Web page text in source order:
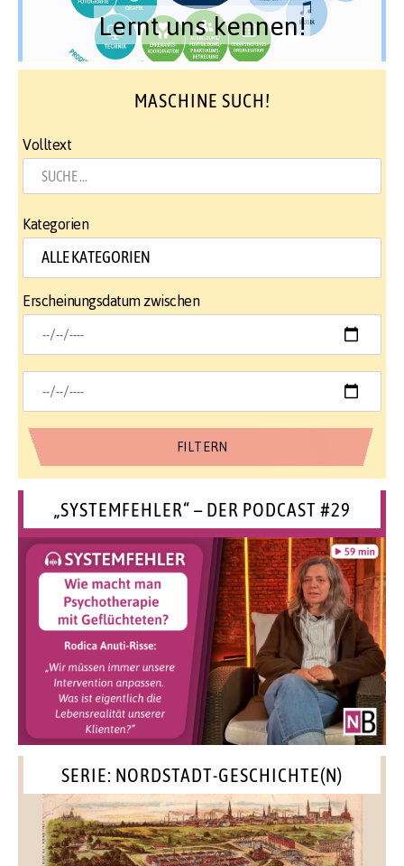
Lernt uns kennen!
MASCHINE SUCH!
Volltext
Kategorien
Erscheinungsdatum zwischen
„SYSTEMFEHLER“ – DER PODCAST #29
SERIE: NORDSTADT-GESCHICHTE(N)